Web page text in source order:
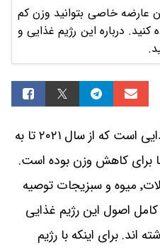
عارضه خاصی بتوانید وزن کم
کنید. درباره این رژیم غذایی و
رژیم مدیترانه ای نوعی رژیم غذایی است که از سال ۲۰۲۱ تا به
برای کاهش وزن بوده است.
در این مدل مصرف حبوبات٬ غلات٬ میوه و سبزیجات توصیه
اصول این رژیم غذایی
برای اینکه با رژیم